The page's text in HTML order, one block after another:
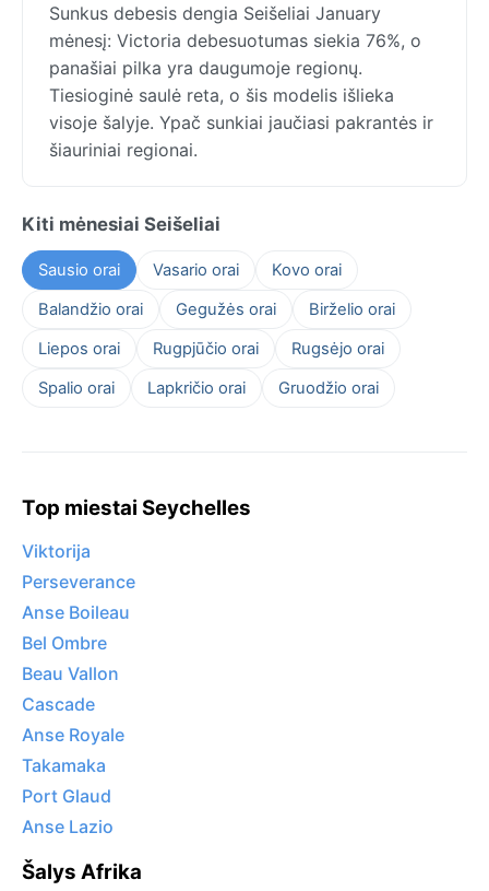
Sunkus debesis dengia Seišeliai January
mėnesį: Victoria debesuotumas siekia 76%, o
panašiai pilka yra daugumoje regionų.
Tiesioginė saulė reta, o šis modelis išlieka
visoje šalyje. Ypač sunkiai jaučiasi pakrantės ir
šiauriniai regionai.
Kiti mėnesiai Seišeliai
Sausio orai Vasario orai
Kovo orai
Balandžio orai
Gegužės orai
Birželio orai
Liepos orai
Rugpjūčio orai
Rugsėjo orai
Spalio orai
Lapkričio orai Gruodžio orai
Top miestai Seychelles
Viktorija
Perseverance
Anse Boileau
Bel Ombre
Beau Vallon
Cascade
Anse Royale
Takamaka
Port Glaud
Anse Lazio
Šalys Afrika